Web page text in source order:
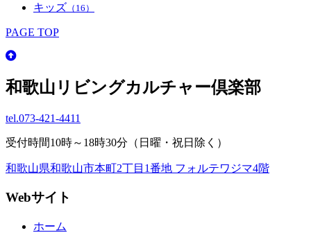
キッズ （16）
PAGE TOP
和歌山リビングカルチャー倶楽部
tel.073-421-4411
受付時間10時～18時30分（日曜・祝日除く）
和歌山県和歌山市本町2丁目1番地 フォルテワジマ4階
Webサイト
ホーム